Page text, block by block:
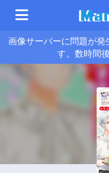
画像サーバーに問題が発
す。数時間